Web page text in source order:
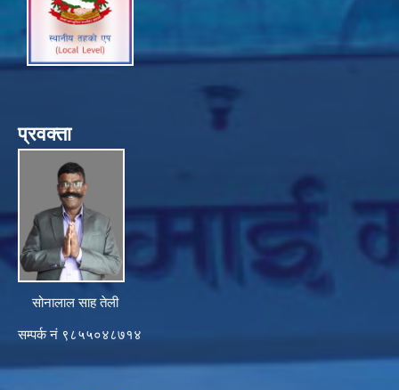
प्रवक्ता
सोनालाल साह तेली
सम्पर्क नं ९८५५०४८७१४